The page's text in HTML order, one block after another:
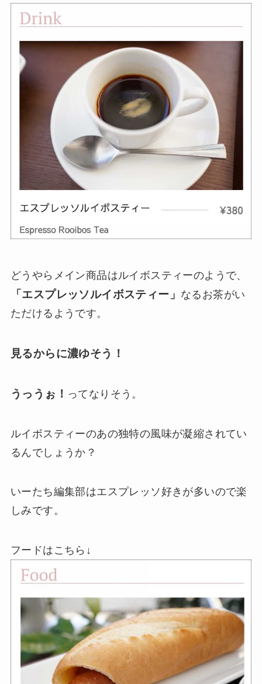
どうやらメイン商品はルイボスティーのようで、
「エスプレッソルイボスティー」 なるお茶がい
ただけるようです。
見るからに濃ゆそう！
うっうぉ！ ってなりそう。
ルイボスティーのあの独特の風味が凝縮されてい
るんでしょうか？
いーたち編集部はエスプレッソ好きが多いので楽
しみです。
フードはこちら↓